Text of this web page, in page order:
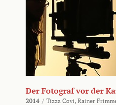
Der Fotograf vor der
2014 / Tizza Covi, Rainer